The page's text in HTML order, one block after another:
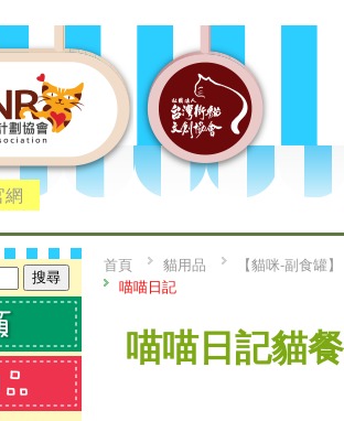
首頁 貓用品
【貓咪-副食罐】
喵喵日記
喵喵日記貓